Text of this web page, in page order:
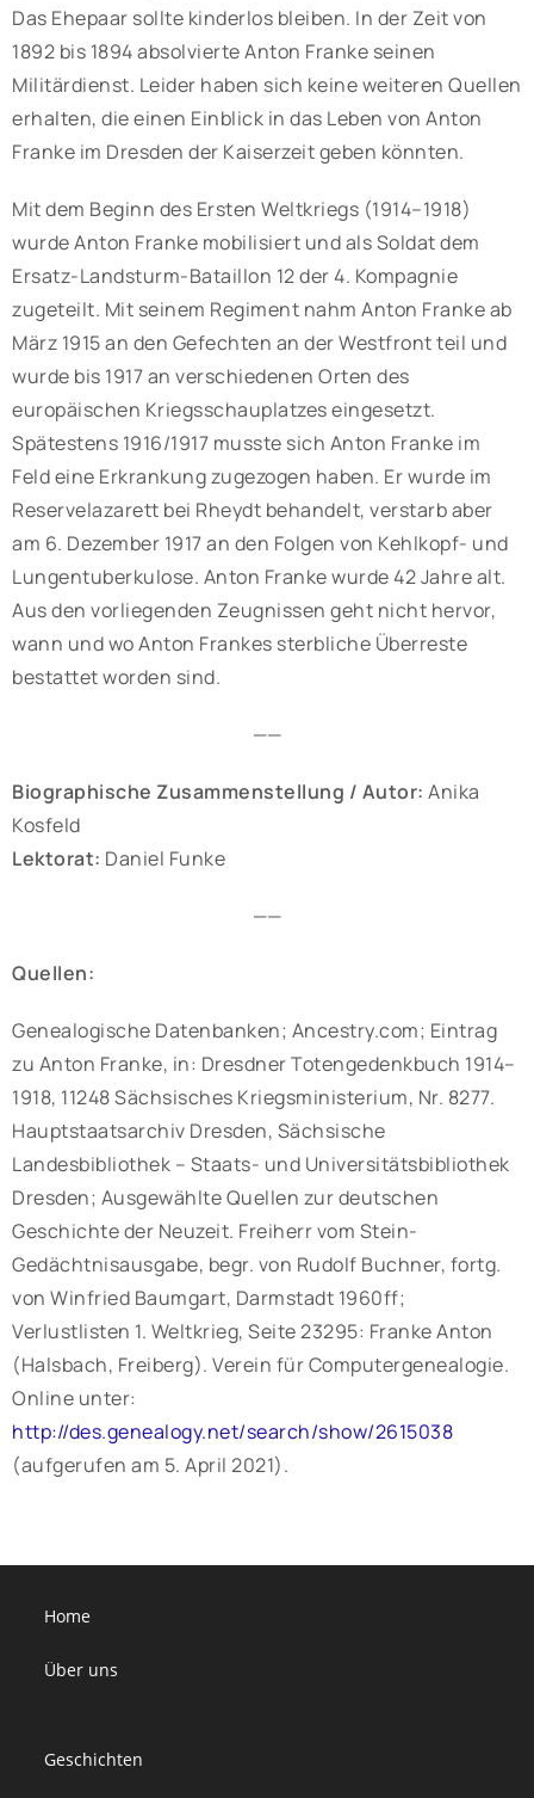
Das Ehepaar sollte kinderlos bleiben. In der Zeit von
1892 bis 1894 absolvierte Anton Franke seinen
Militärdienst. Leider haben sich keine weiteren Quellen
erhalten, die einen Einblick in das Leben von Anton
Franke im Dresden der Kaiserzeit geben könnten.
Mit dem Beginn des Ersten Weltkriegs (1914–1918)
wurde Anton Franke mobilisiert und als Soldat dem
Ersatz-Landsturm-Bataillon 12 der 4. Kompagnie
zugeteilt. Mit seinem Regiment nahm Anton Franke ab
März 1915 an den Gefechten an der Westfront teil und
wurde bis 1917 an verschiedenen Orten des
europäischen Kriegsschauplatzes eingesetzt.
Spätestens 1916/1917 musste sich Anton Franke im
Feld eine Erkrankung zugezogen haben. Er wurde im
Reservelazarett bei Rheydt behandelt, verstarb aber
am 6. Dezember 1917 an den Folgen von Kehlkopf- und
Lungentuberkulose. Anton Franke wurde 42 Jahre alt.
Aus den vorliegenden Zeugnissen geht nicht hervor,
wann und wo Anton Frankes sterbliche Überreste
bestattet worden sind.
——
Biographische Zusammenstellung / Autor: Anika
Kosfeld
Lektorat: Daniel Funke
——
Quellen:
Genealogische Datenbanken; Ancestry.com; Eintrag
zu Anton Franke, in: Dresdner Totengedenkbuch 1914–
1918, 11248 Sächsisches Kriegsministerium, Nr. 8277.
Hauptstaatsarchiv Dresden, Sächsische
Landesbibliothek – Staats- und Universitätsbibliothek
Dresden; Ausgewählte Quellen zur deutschen
Geschichte der Neuzeit. Freiherr vom Stein-
Gedächtnisausgabe, begr. von Rudolf Buchner, fortg.
von Winfried Baumgart, Darmstadt 1960ff;
Verlustlisten 1. Weltkrieg, Seite 23295: Franke Anton
(Halsbach, Freiberg). Verein für Computergenealogie.
Online unter:
http://des.genealogy.net/search/show/2615038
(aufgerufen am 5. April 2021).
Home
Über uns
Geschichten